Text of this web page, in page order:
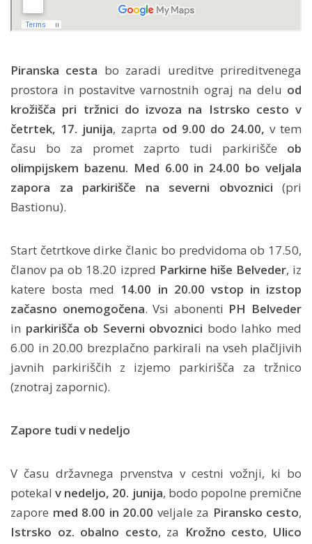
Piranska cesta bo zaradi ureditve prireditvenega
prostora in postavitve varnostnih ograj na delu od
krožišča pri tržnici do izvoza na Istrsko cesto v
četrtek, 17. junija, zaprta od 9.00 do 24.00, v tem
času bo za promet zaprto tudi parkirišče ob
olimpijskem bazenu. Med 6.00 in 24.00 bo veljala
zapora za parkirišče na severni obvoznici (pri
Bastionu).
Start četrtkove dirke članic bo predvidoma ob 17.50,
članov pa ob 18.20 izpred Parkirne hiše Belveder, iz
katere bosta med 14.00 in 20.00 vstop in izstop
začasno onemogočena. Vsi abonenti PH Belveder
in parkirišča ob Severni obvoznici bodo lahko med
6.00 in 20.00 brezplačno parkirali na vseh plačljivih
javnih parkiriščih z izjemo parkirišča za tržnico
(znotraj zapornic).
Zapore tudi v nedeljo
V času državnega prvenstva v cestni vožnji, ki bo
potekalv nedeljo, 20. junija, bodo popolne premične
zapore med 8.00 in 20.00 veljale za Piransko cesto,
Istrsko oz. obalno cesto, za Krožno cesto, Ulico